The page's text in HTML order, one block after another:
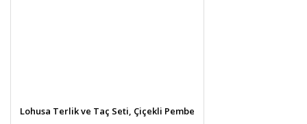
Lohusa Terlik ve Taç Seti, Çiçekli Pembe